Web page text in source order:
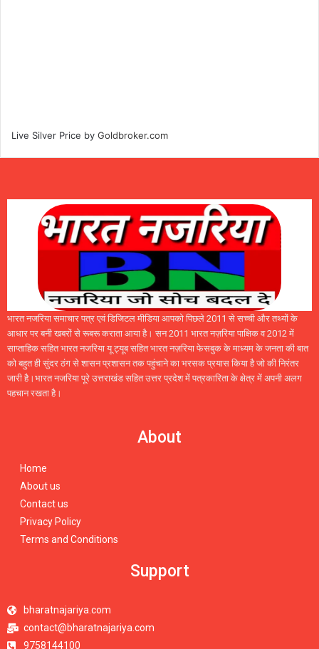
Live Silver Price by Goldbroker.com
भारत नजरिया समाचार पत्र एवं डिजिटल मीडिया आपको पिछले 2011 से सच्ची और तथ्यों के
आधार पर बनी खबरों से रूबरू कराता आया है। सन 2011 भारत नज़रिया पाक्षिक व 2012 में
साप्ताहिक सहित भारत नजरिया यू ट्यूब सहित भारत नज़रिया फेसबुक के माध्यम के जनता की बात
को बहुत ही सुंदर ठंग से शासन प्रशासन तक पहुंचाने का भरसक प्रयास किया है जो की निरंतर
जारी है।भारत नजरिया पूरे उत्तराखंड सहित उत्तर प्रदेश में पत्रकारिता के क्षेत्र में अपनी अलग
पहचान रखता है।
About
Home
About us
Contact us
Privacy Policy
Terms and Conditions
Support
bharatnajariya.com
contact@bharatnajariya.com
9758144100